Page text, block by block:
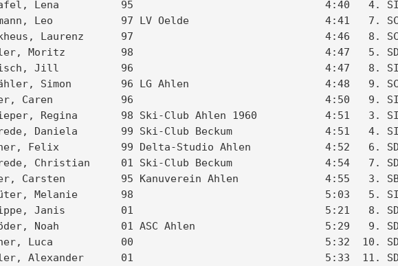
Lena          95                               4:40   4.
Leo           97 LV Oelde                      4:41   7.
Laurenz      97                               4:46   8.
Moritz         98                               4:47   5.
Jill          96                               4:47   8.
Simon        96 LG Ahlen                      4:48   9.
Caren           96                               4:50   9.
Regina       98 Ski-Club Ahlen 1960           4:51   3.
Daniela       99 Ski-Club Beckum               4:51   4.
Felix          99 Delta-Studio Ahlen            4:52   6.
Christian     01 Ski-Club Beckum               4:54   7.
Carsten         95 Kanuverein Ahlen              4:55   3.
Melanie       98                               5:03   5.
Janis         01                               5:21   8.
Noah          01 ASC Ahlen                     5:29   9.
Luca           00                               5:32  10.
Alexander      01                               5:33  11.